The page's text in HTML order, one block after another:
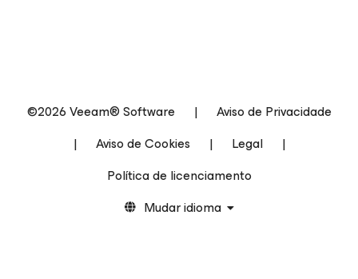
©2026 Veeam® Software |
Aviso de Privacidade
|
Aviso de Cookies | Legal
|
Política de licenciamento
Mudar idioma